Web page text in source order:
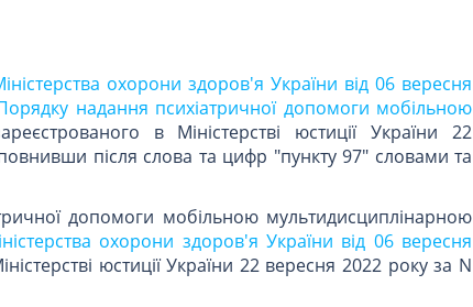
охорони здоров'я України від 06 вересня
надання психіатричної допомоги мобільною
в Міністерстві юстиції України 22
після слова та цифр "пункту 97" словами та
допомоги мобільною мультидисциплінарною
охорони здоров'я України від 06 вересня
юстиції України 22 вересня 2022 року за N